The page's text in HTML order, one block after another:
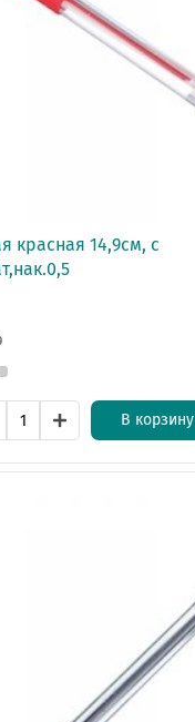
красная 14,9см, с
В корзину